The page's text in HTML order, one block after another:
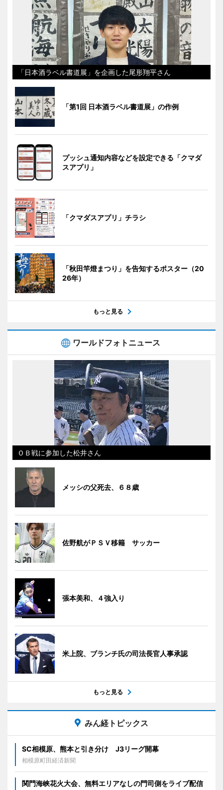
「日本酒ラベル書道展」を企画した尾形翔平さん
「第1回 日本酒ラベル書道展」の作例
プッシュ通知内容などを設定できる「クマダ
スアプリ」
「クマダスアプリ」チラシ
「秋田竿燈まつり」を告知するポスター（20
26年）
もっと見る
ワールドフォトニュース
ＯＢ戦に参加した松井さん
メッシの父死去、６８歳
佐野航がＰＳＶ移籍 サッカー
張本美和、４強入り
米上院、ブランチ氏の司法長官人事承認
もっと見る
みん経トピックス
SC相模原、熊本と引き分け J3リーグ開幕
相模原町田経済新聞
関門海峡花火大会、無料エリアなしの門司側をライブ配信